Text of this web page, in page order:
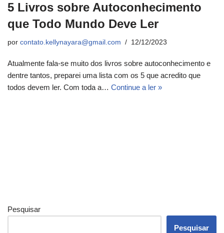
5 Livros sobre Autoconhecimento
que Todo Mundo Deve Ler
por contato.kellynayara@gmail.com 12/12/2023
Atualmente fala-se muito dos livros sobre autoconhecimento e
dentre tantos, preparei uma lista com os 5 que acredito que
todos devem ler. Com toda a… Continue a ler »
Pesquisar
Pesquisar